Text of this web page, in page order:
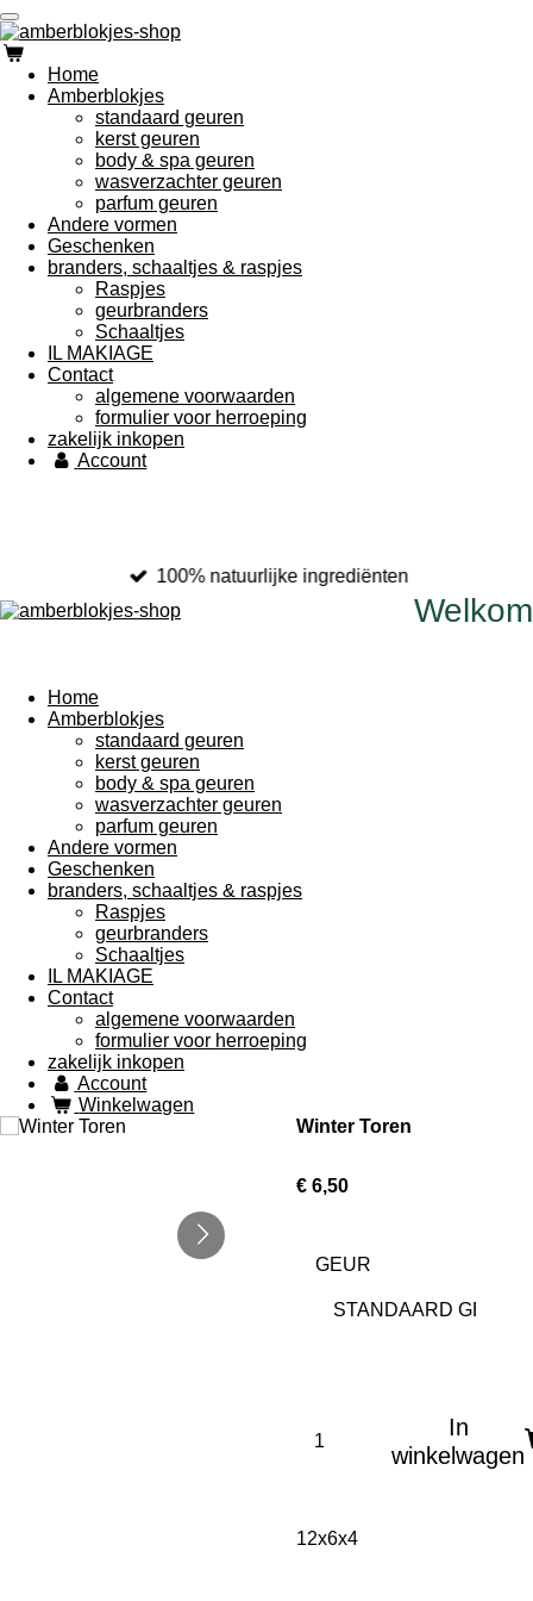
Ga
direct
naar
de
hoofdinhoud
Home
Amberblokjes
standaard geuren
kerst geuren
body & spa geuren
wasverzachter geuren
parfum geuren
Andere vormen
Geschenken
branders, schaaltjes & raspjes
Raspjes
geurbranders
Schaaltjes
IL MAKIAGE
Contact
algemene voorwaarden
formulier voor herroeping
zakelijk inkopen
Account
100% natuurlijke ingrediënten
Welkom
Home
Amberblokjes
standaard geuren
kerst geuren
body & spa geuren
wasverzachter geuren
parfum geuren
Andere vormen
Geschenken
branders, schaaltjes & raspjes
Raspjes
geurbranders
Schaaltjes
IL MAKIAGE
Contact
algemene voorwaarden
formulier voor herroeping
zakelijk inkopen
Account
Winkelwagen
Winter Toren
€ 6,50
GEUR
In
winkelwagen
12x6x4